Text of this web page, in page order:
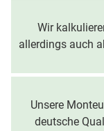
Wir
allerdings auch
Unsere
deutsche